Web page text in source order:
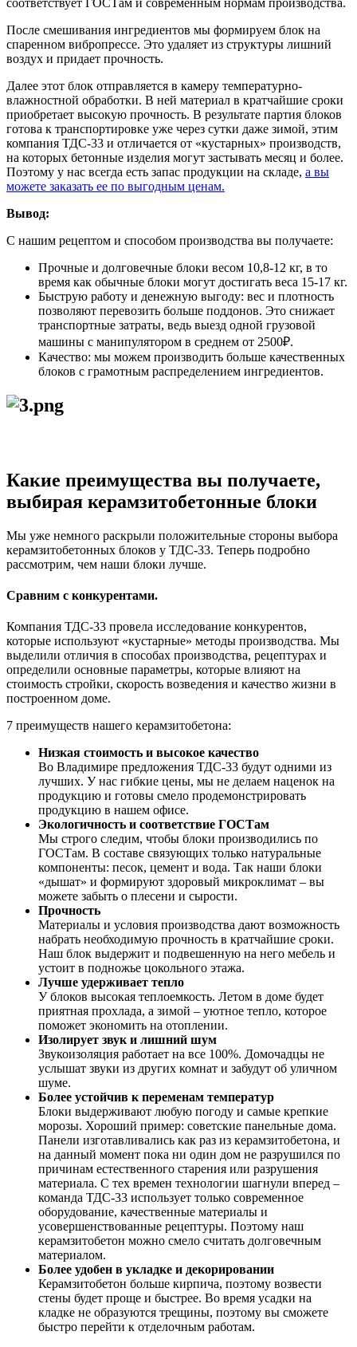
соответствует ГОСТам и современным нормам производства.
После смешивания ингредиентов мы формируем блок на
спаренном вибропрессе. Это удаляет из структуры лишний
воздух и придает прочность.
Далее этот блок отправляется в камеру температурно-
влажностной обработки. В ней материал в кратчайшие сроки
приобретает высокую прочность. В результате партия блоков
готова к транспортировке уже через сутки даже зимой, этим
компания ТДС-33 и отличается от «кустарных» производств,
на которых бетонные изделия могут застывать месяц и более.
Поэтому у нас всегда есть запас продукции на складе, а вы
можете заказать ее по выгодным ценам.
Вывод:
С нашим рецептом и способом производства вы получаете:
Прочные и долговечные блоки весом 10,8-12 кг, в то
время как обычные блоки могут достигать веса 15-17 кг.
Быструю работу и денежную выгоду: вес и плотность
позволяют перевозить больше поддонов. Это снижает
транспортные затраты, ведь выезд одной грузовой
машины с манипулятором в среднем от 2500₽.
Качество: мы можем производить больше качественных
блоков с грамотным распределением ингредиентов.
Какие преимущества вы получаете,
выбирая керамзитобетонные блоки
Мы уже немного раскрыли положительные стороны выбора
керамзитобетонных блоков у ТДС-33. Теперь подробно
рассмотрим, чем наши блоки лучше.
Сравним с конкурентами.
Компания ТДС-33 провела исследование конкурентов,
которые используют «кустарные» методы производства. Мы
выделили отличия в способах производства, рецептурах и
определили основные параметры, которые влияют на
стоимость стройки, скорость возведения и качество жизни в
построенном доме.
7 преимуществ нашего керамзитобетона:
Низкая стоимость и высокое качество
Во Владимире предложения ТДС-33 будут одними из
лучших. У нас гибкие цены, мы не делаем наценок на
продукцию и готовы смело продемонстрировать
продукцию в нашем офисе.
Экологичность и соответствие ГОСТам
Мы строго следим, чтобы блоки производились по
ГОСТам. В составе связующих только натуральные
компоненты: песок, цемент и вода. Так наши блоки
«дышат» и формируют здоровый микроклимат – вы
можете забыть о плесени и сырости.
Прочность
Материалы и условия производства дают возможность
набрать необходимую прочность в кратчайшие сроки.
Наш блок выдержит и подвешенную на него мебель и
устоит в подножье цокольного этажа.
Лучше удерживает тепло
У блоков высокая теплоемкость. Летом в доме будет
приятная прохлада, а зимой – уютное тепло, которое
поможет экономить на отоплении.
Изолирует звук и лишний шум
Звукоизоляция работает на все 100%. Домочадцы не
услышат звуки из других комнат и забудут об уличном
шуме.
Более устойчив к переменам температур
Блоки выдерживают любую погоду и самые крепкие
морозы. Хороший пример: советские панельные дома.
Панели изготавливались как раз из керамзитобетона, и
на данный момент пока ни один дом не разрушился по
причинам естественного старения или разрушения
материала. С тех времен технологии шагнули вперед –
команда ТДС-33 использует только современное
оборудование, качественные материалы и
усовершенствованные рецептуры. Поэтому наш
керамзитобетон можно смело считать долговечным
материалом.
Более удобен в укладке и декорировании
Керамзитобетон больше кирпича, поэтому возвести
стены будет проще и быстрее. Во время усадки на
кладке не образуются трещины, поэтому вы сможете
быстро перейти к отделочным работам.